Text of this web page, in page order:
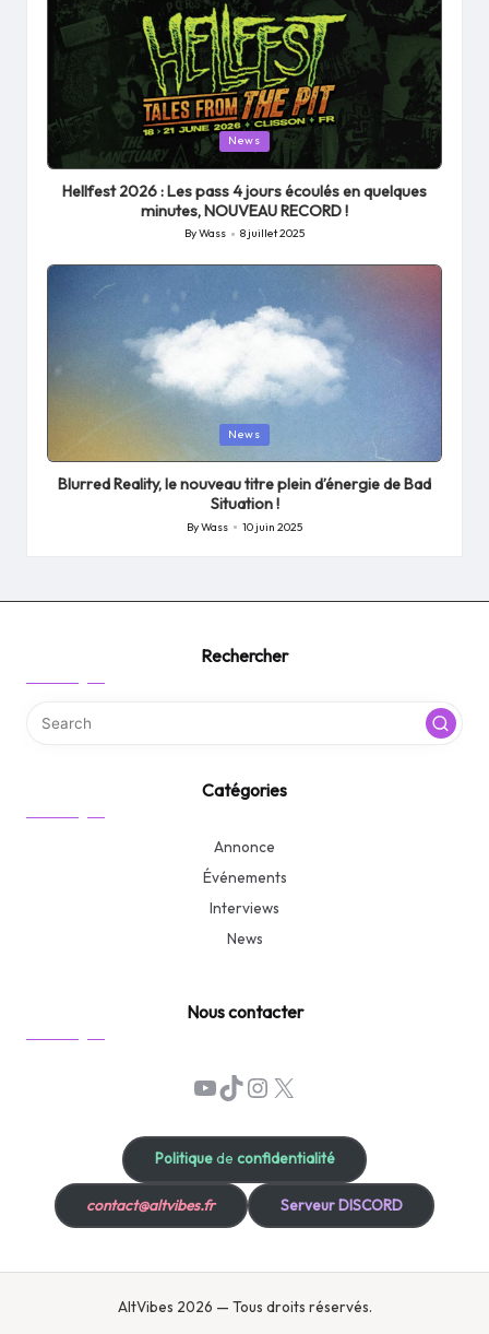
News
Hellfest 2026 : Les pass 4 jours écoulés en quelques
minutes, NOUVEAU RECORD !
Posted
by
ByWass 8 juillet 2025
News
Blurred Reality, le nouveau titre plein d’énergie de Bad
Situation !
Posted
ByWass 10 juin 2025
Rechercher
Catégories
Annonce
Événements
Interviews
News
Nous contacter
YouTube
TikTok
Instagram
X
Politiquede confidentialité
contact@altvibes.fr Serveur DISCORD
AltVibes 2026 — Tous droits réservés.